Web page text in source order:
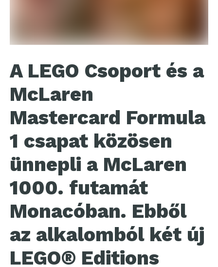
A LEGO Csoport és a
McLaren
Mastercard Formula
1 csapat közösen
ünnepli a McLaren
1000. futamát
Monacóban. Ebből
az alkalomból két új
LEGO® Editions